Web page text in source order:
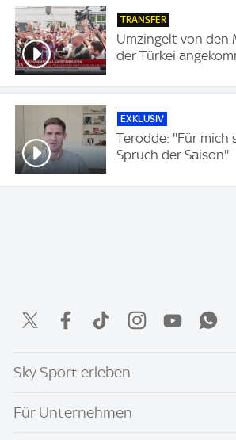
TRANSFER
Umzingelt von den
der Türkei
EXKLUSIV
Terodde: ''Für mich
Spruch der Saison''
Sky Sport erleben
Für Unternehmen